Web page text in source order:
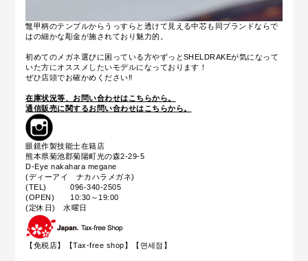
鼈甲柄のテンプルからうっすらと透けて見える中芯も同ブランドならで
はの細かな彫金が施されており魅力的。
初めてのメガネ選びに困っている方やずっとSHELDRAKEが気になって
いた方にオススメしたいモデルになっております！
ぜひ店頭でお確かめください‼
在庫状況等、お問い合わせはこちらから。
通信販売に関するお問い合わせはこちらから。
眼鏡作製技能士在籍店
熊本県菊池郡菊陽町光の森2-29-5
D-Eye nakahara megane
(ディーアイ ナカハラメガネ)
(TEL) 096-340-2505
(OPEN) 10:30～19:00
(定休日) 水曜日
【免税店】【Tax-free shop】【면세점】